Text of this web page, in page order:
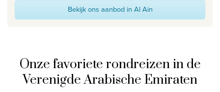
Bekijk ons aanbod in Al Ain
Onze favoriete rondreizen in de
Verenigde Arabische Emiraten